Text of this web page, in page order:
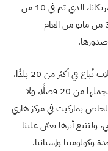
1966) وقبل إمضاء العقد مع دار النشر سود أمريكانا، الذي تم في 10 من
سبتمبر من العام نفسه، ورأت الرواية النور في 30 من مايو من العام
نشرت الفصول السبع من الرواية في جرائد ومجلات تُباع في أكثر من 20 بلدًا،
ومثلت ما يزيد على ثلث الرواية التي تتكون في مجملها من 20 فصلًا، ولا
بماركيث في مركز هاري
ولتتبع أثرها تعيّن علينا
وكولومبيا وإسبانيا.